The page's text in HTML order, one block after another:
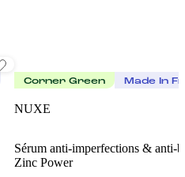
Corner Green Made In
NUXE
Sérum anti-imperfections & anti-
Zinc Power